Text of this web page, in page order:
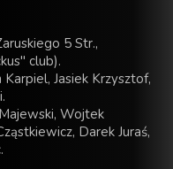
5 Str.,
club).
Jasiek Krzysztof,
Wojtek
Darek Juraś,